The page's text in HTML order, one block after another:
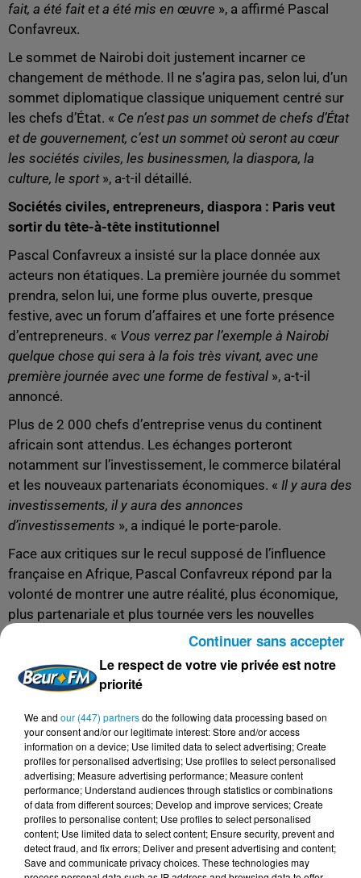
fait, a été fait et a été mis en œuvre », a affirmé Pascal
Confavreux.
Le sommet de Nairobi doit justement incarner ce
changement de méthode. Il ne s’agira pas, selon lui, d’un
sommet diplomatique classique uniquement centré sur
les chefs d’État. « Ce n’est pas un sommet de chefs d’État
et de gouvernement, c’est un sommet où seront au cœur
les sociétés civiles, les businessmen, la diaspora, la
culture, le sport», a-t-il détaillé.
Sociétés civiles, entrepreneurs, diaspora : Paris veut
sortir du tête-à-tête institutionnel
Pascal Confavreux a insisté sur la place donnée aux
acteurs non étatiques. La première journée du sommet
prendra, selon lui, une forme plus ouverte, presque
festive, avec un forum d’affaires et une forte présence
d’entrepreneurs. « Vous verrez par l’exemple à Nairobi
quelque chose qui sera à la fois très vivant, avec une
première journée avec une forme de festival », a-t-il
annoncé.
Plus de 2 000 chefs d’entreprise venus du continent
africain sont attendus. Les échanges porteront
notamment sur l’investissement, le commerce bilatéral
et les nouveaux partenariats économiques. « Il y aura des
investissements, il y aura des annonces
d’investissements », a indiqué le porte-parole.
Face aux critiques sur le recul supposé de l’influence
française en Afrique, Pascal Confavreux répond par la
volonté de montrer une autre réalité, plus économique,
plus partenariale et plus tournée vers les nouvelles
On capte à la fois les critiques qui avaient
été faites sur le passé, et justement, tout ce qui a été fait
sur ces dix dernières années a consisté à y répondre et à
se libérer», a-t-il déclaré.
L’objectif affiché à Nairobi est donc de présenter une
relation franco-africaine moins marquée par les dossiers
sensibles du passé. «Montrer ces partenariats qui sont
renouvelés, qui sont gagnant-gagnant, dans lesquels on
défend nos intérêts de manière très transparente», a-t-il
expliqué.
Il a aussi insisté sur la place des jeunes générations. Le
sommet doit, selon lui, «placer au cœur ces nouvelles
Le respect de votre vie privée est notre
priorité
We and our (447) partnersdo the following data processing based on
your consent and/or our legitimate interest: Store and/or access
information on a device; Use limited data to select advertising; Create
profiles for personalised advertising; Use profiles to select personalised
advertising; Measure advertising performance; Measure content
performance; Understand audiences through statistics or combinations
of data from different sources; Develop and improve services; Create
profiles to personalise content; Use profiles to select personalised
content; Use limited data to select content; Ensure security, prevent and
detect fraud, and fix errors; Deliver and present advertising and content;
Save and communicate privacy choices. These technologies may
Continuer sans accepter